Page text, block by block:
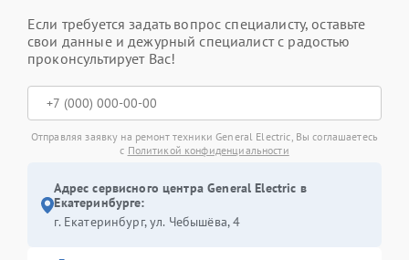
Если требуется задать вопрос специалисту, оставьте
свои данные и дежурный специалист с радостью
проконсультирует Вас!
Отправляя заявку на ремонт техники General Electric, Вы соглашаетесь
с Политикой конфиденциальности
Адрес сервисного центра General Electric в
Екатеринбурге:
г. Екатеринбург, ул. Чебышёва, 4